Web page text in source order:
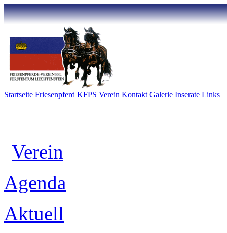
Startseite Friesenpferd KFPS Verein Kontakt Galerie Inserate Links
Verein
Agenda
Aktuell